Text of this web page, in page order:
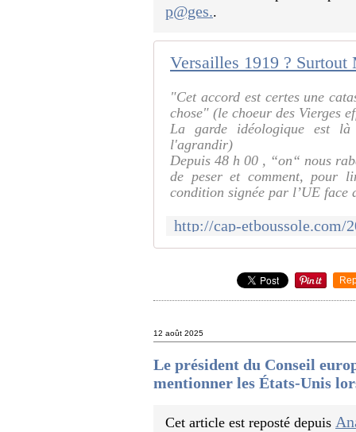
p@ges..
Versailles 1919 ? Surtout
"Cet accord est certes une
chose" (le choeur des Vierges
La garde idéologique est
l'agrandir)
Depuis 48 h 00 , “on“ nous
de peser et comment, pour
condition signée par l’UE face
12 août 2025
Le président du Conseil
mentionner les États-Unis
Cet article est reposté depuis